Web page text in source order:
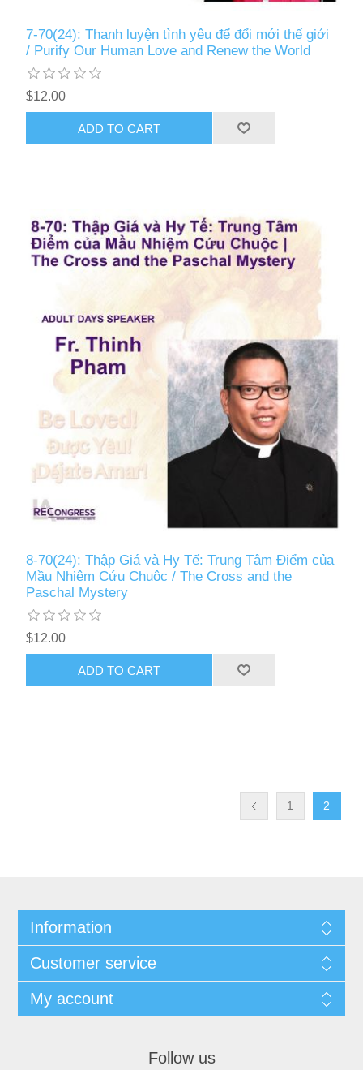
7-70(24): Thanh luyện tình yêu để đổi mới thế giới
/ Purify Our Human Love and Renew the World
$12.00
ADD TO CART
8-70(24): Thập Giá và Hy Tế: Trung Tâm Điểm của
Mầu Nhiệm Cứu Chuộc / The Cross and the
Paschal Mystery
$12.00
ADD TO CART
1 2
Information
Customer service
My account
Follow us